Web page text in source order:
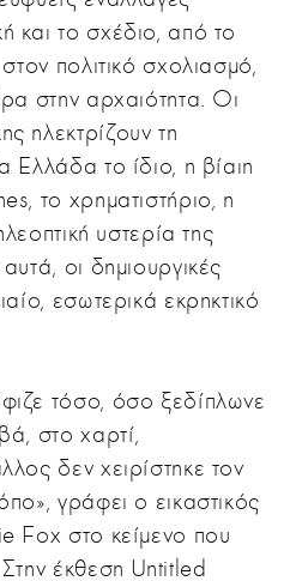
και το σχέδιο, από το
πολιτικό σχολιασμό,
στην αρχαιότητα. Οι
ηλεκτρίζουν τη
Ελλάδα το ίδιο, η βίαιη
το χρηματιστήριο, η
υστερία της
οι δημιουργικές
εσωτερικά εκρηκτικό
τόσο, όσο ξεδίπλωνε
στο χαρτί,
δεν χειρίστηκε τον
γράφει o εικαστικός
Fox στο κείμενο που
έκθεση Untitled